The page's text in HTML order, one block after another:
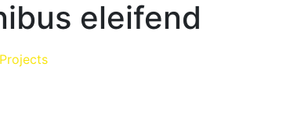
eleifend
Projects